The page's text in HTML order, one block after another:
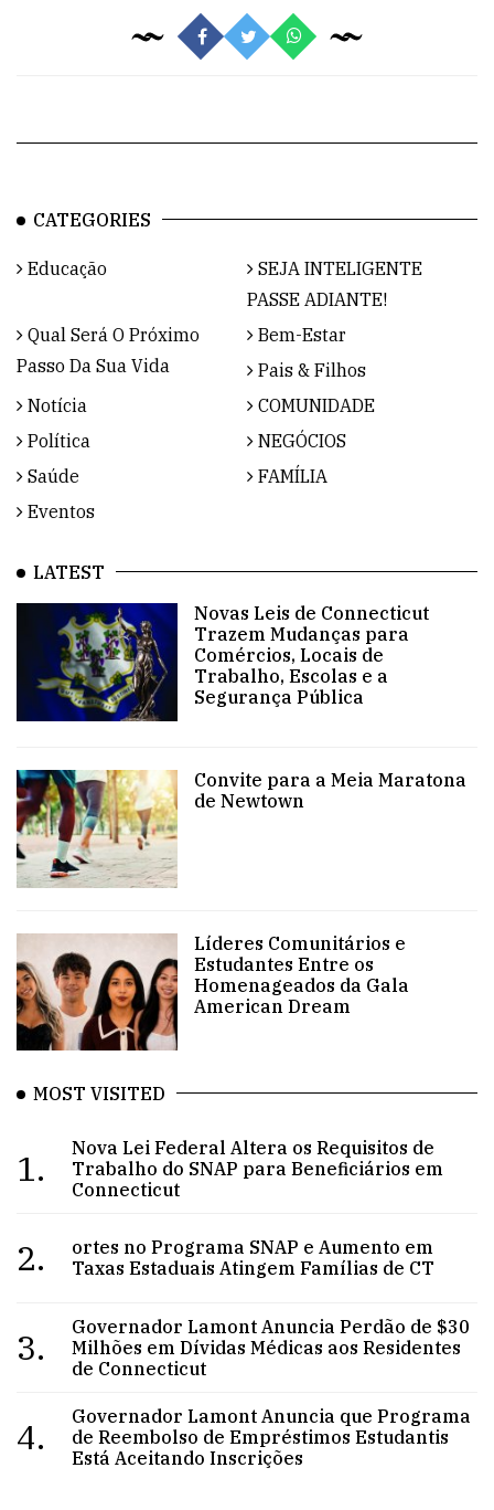
CATEGORIES
Educação
SEJA INTELIGENTE
PASSE ADIANTE!
Qual Será O Próximo
Passo Da Sua Vida
Bem-Estar
Pais & Filhos
Notícia
COMUNIDADE
Política
NEGÓCIOS
Saúde
FAMÍLIA
Eventos
LATEST
Novas Leis de Connecticut
Trazem Mudanças para
Comércios, Locais de
Trabalho, Escolas e a
Segurança Pública
Convite para a Meia Maratona
de Newtown
Líderes Comunitários e
Estudantes Entre os
Homenageados da Gala
American Dream
MOST VISITED
1.
Nova Lei Federal Altera os Requisitos de
Trabalho do SNAP para Beneficiários em
Connecticut
2.
ortes no Programa SNAP e Aumento em
Taxas Estaduais Atingem Famílias de CT
3.
Governador Lamont Anuncia Perdão de $30
Milhões em Dívidas Médicas aos Residentes
de Connecticut
4.
Governador Lamont Anuncia que Programa
de Reembolso de Empréstimos Estudantis
Está Aceitando Inscrições